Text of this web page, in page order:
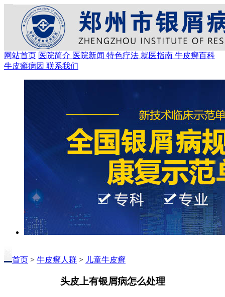
网站首页 医院简介 医院新闻 特色疗法 就医指南 牛皮癣百科
牛皮癣病因 联系我们
首页 > 牛皮癣人群 > 儿童牛皮癣
头皮上有银屑病怎么处理